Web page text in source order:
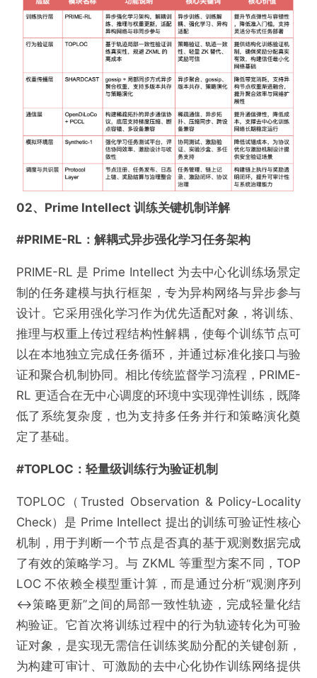
02、Prime Intellect 训练关键机制详解
#PRIME-RL：解耦式异步强化学习任务架构
PRIME-RL 是 Prime Intellect 为去中心化训练场景定
制的任务建模与执行框架，专为异构网络与异步参与
设计。它采用强化学习作为优先适配对象，将训练、
推理与权重上传过程结构性解耦，使每个训练节点可
以在本地独立完成任务循环，并通过标准化接口与验
证和聚合机制协同。相比传统监督学习流程，PRIME-
RL 更适合在无中心调度的环境中实现弹性训练，既降
低了系统复杂度，也为支持多任务并行和策略演化奠
定了基础。
#TOPLOC：轻量级训练行为验证机制
TOPLOC（Trusted Observation & Policy-Locality
Check）是 Prime Intellect 提出的训练可验证性核心
机制，用于判断一个节点是否真的基于观测数据完成
了有效的策略学习。与 ZKML 等重型方案不同，TOP
LOC 不依赖全模型重计算，而是通过分析“观测序列
↔策略更新”之间的局部一致性轨迹，完成轻量化结
构验证。它首次将训练过程中的行为轨迹转化为可验
证对象，是实现无需信任训练奖励分配的关键创新，
为构建可审计、可激励的去中心化协作训练网络提供